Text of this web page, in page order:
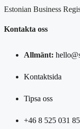
Estonian Business
Kontakta oss
Allmänt:
Kontaktsida
Tipsa oss
+46 8 525 031 85